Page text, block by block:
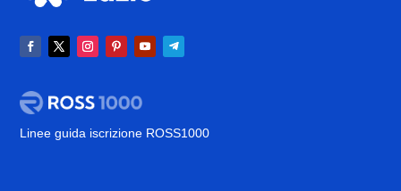
Linee guida iscrizione ROSS1000